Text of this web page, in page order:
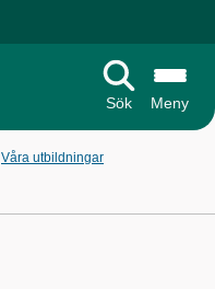
Sök
Meny
Våra utbildningar